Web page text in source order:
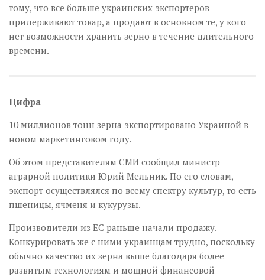
тому, что все больше украинских экспортеров
придерживают товар, а продают в основном те, у кого
нет возможности хранить зерно в течение длительного
времени.
Цифра
10 миллионов тонн зерна экспортировано Украиной в
новом маркетинговом году.
Об этом представителям СМИ сообщил министр
аграрной политики Юрий Мельник. По его словам,
экспорт осуществлялся по всему спектру культур, то есть
пшеницы, ячменя и кукурузы.
Производители из ЕС раньше начали продажу.
Конкурировать же с ними украинцам трудно, поскольку
обычно качество их зерна выше благодаря более
развитым технологиям и мощной финансовой